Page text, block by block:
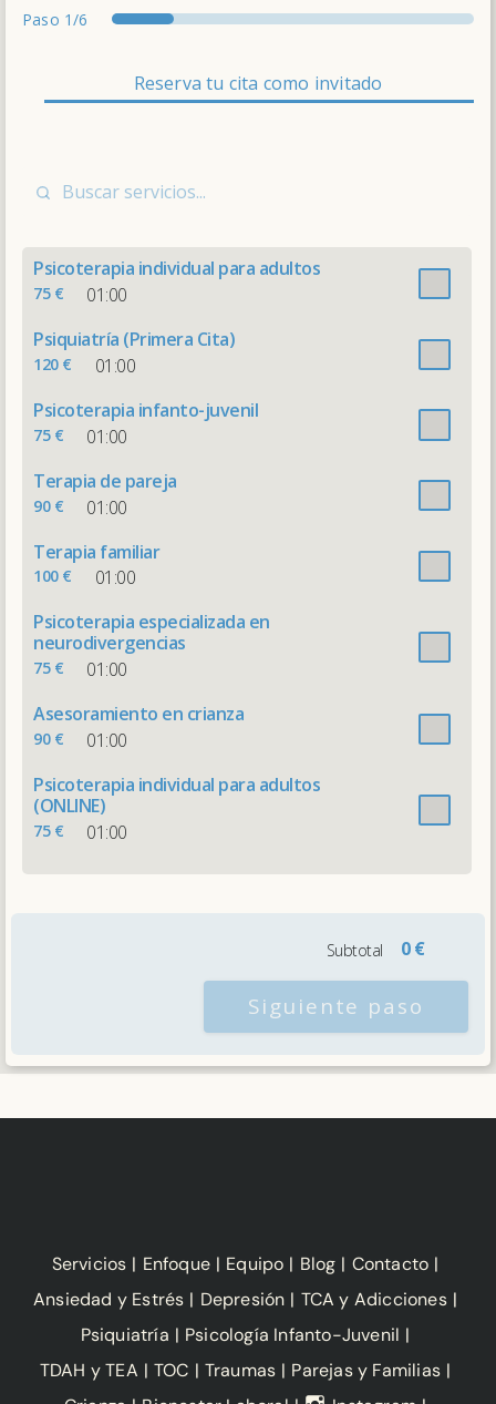
Paso 1/6 thankyou
summary
details
date
attendant
services
Reserva tu cita como invitado
Psicoterapia individual para adultos
75 €
01:00
Psiquiatría (Primera Cita)
120 €
01:00
Psicoterapia infanto-juvenil
75 €
01:00
Terapia de pareja
90 €
01:00
Terapia familiar
100 €
01:00
Psicoterapia especializada en
neurodivergencias
75 €
01:00
Asesoramiento en crianza
90 €
01:00
Psicoterapia individual para adultos
(ONLINE)
75 € 01:00
Subtotal 0 €
Siguiente paso
Servicios Enfoque Equipo Blog
Contacto
Ansiedad y Estrés
Depresión
TCA y Adicciones
Psiquiatría
Psicología Infanto-Juvenil
TDAH y TEA
TOC Traumas
Parejas y Familias